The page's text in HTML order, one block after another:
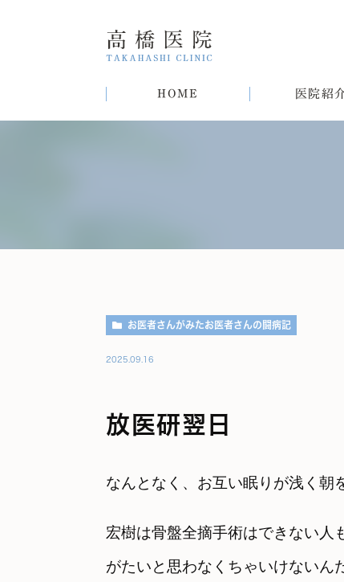
HOME 医院紹
お医者さんがみたお医者さんの闘病記
2025.09.16
放医研翌日
なんとなく、お互い眠りが浅く朝
宏樹は骨盤全摘手術はできない人
がたいと思わなくちゃいけないん